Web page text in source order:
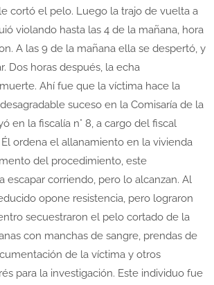
cortó el pelo. Luego la trajo de vuelta a
violando hasta las 4 de la mañana, hora
A las 9 de la mañana ella se despertó, y
Dos horas después, la echa
Ahí fue que la víctima hace la
suceso en la Comisaría de la
en la fiscalía n° 8, a cargo del fiscal
ordena el allanamiento en la vivienda
del procedimiento, este
escapar corriendo, pero lo alcanzan. Al
opone resistencia, pero lograron
secuestraron el pelo cortado de la
con manchas de sangre, prendas de
de la víctima y otros
para la investigación. Este individuo fue